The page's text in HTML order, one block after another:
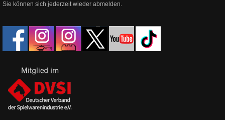
Sie können sich jederzeit wieder abmelden.